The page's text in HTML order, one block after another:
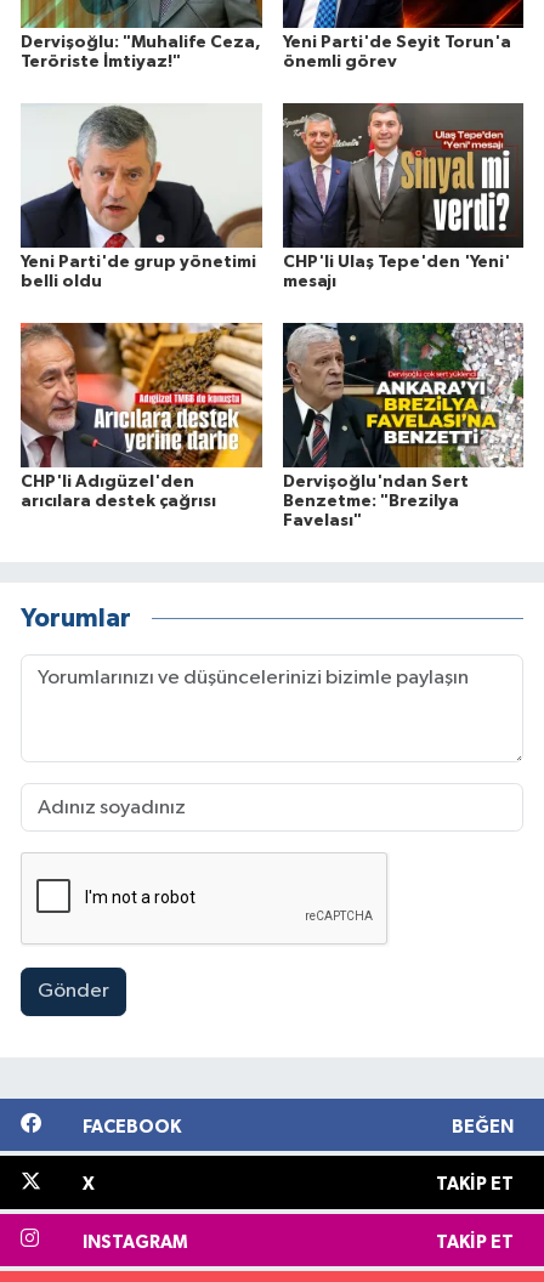
Dervişoğlu: "Muhalife Ceza,
Teröriste İmtiyaz!"
Yeni Parti'de Seyit Torun'a
önemli görev
Yeni Parti'de grup yönetimi
belli oldu
CHP'li Ulaş Tepe'den 'Yeni'
mesajı
CHP'li Adıgüzel'den
arıcılara destek çağrısı
Dervişoğlu'ndan Sert
Benzetme: "Brezilya
Favelası"
Yorumlar
Gönder
FACEBOOK BEĞEN
X TAKIP ET
INSTAGRAM TAKIP ET